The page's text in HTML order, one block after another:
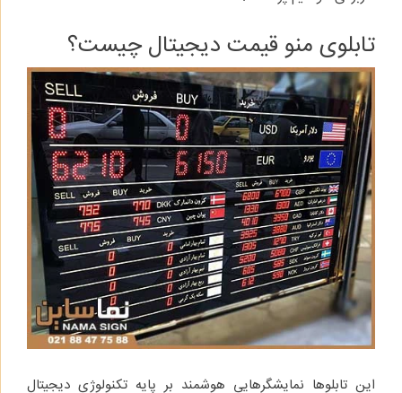
تابلوی منو قیمت دیجیتال چیست؟
این تابلوها نمایشگرهایی هوشمند بر پایه تکنولوژی دیجیتال